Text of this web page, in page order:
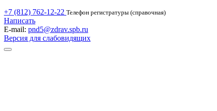
+7 (812) 762-12-22 Телефон регистратуры (справочная)
Написать
E-mail: pnd5@zdrav.spb.ru
Версия для слабовидящих